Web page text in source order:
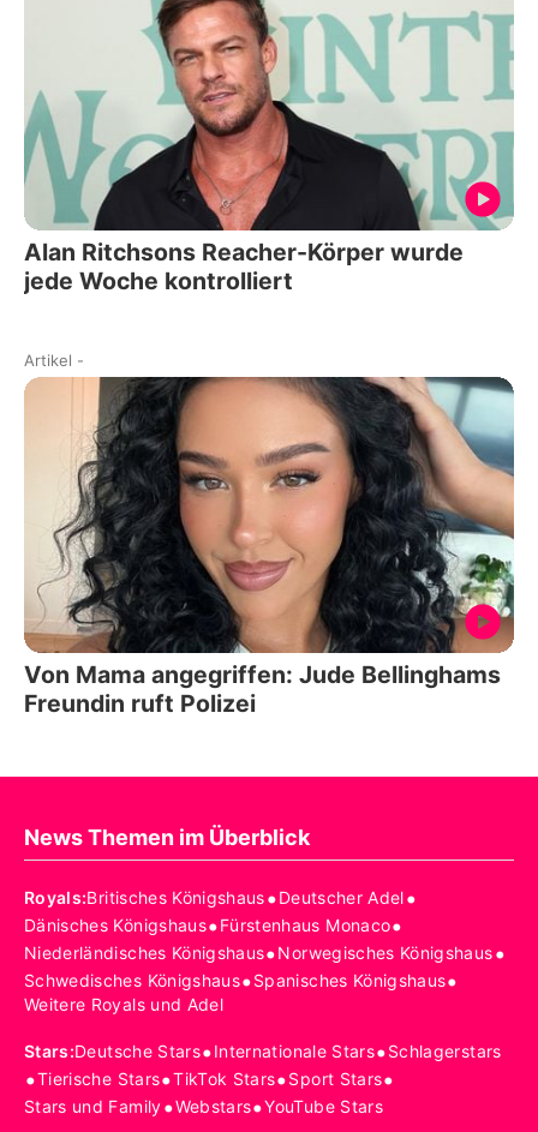
Alan Ritchsons Reacher-Körper wurde
jede Woche kontrolliert
Artikel -
Von Mama angegriffen: Jude Bellinghams
Freundin ruft Polizei
News Themen im Überblick
Royals:Britisches Königshaus•Deutscher Adel•
Dänisches Königshaus•Fürstenhaus Monaco•
Niederländisches Königshaus•Norwegisches Königshaus•
Schwedisches Königshaus•Spanisches Königshaus•
Weitere Royals und Adel
Stars:Deutsche Stars•Internationale Stars•Schlagerstars
•Tierische Stars•TikTok Stars•Sport Stars•
Stars und Family•Webstars•YouTube Stars